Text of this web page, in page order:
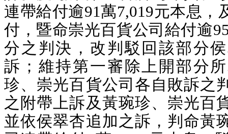
連帶給付逾91萬7,019元本息，
付，暨命崇光百貨公司給付逾
分之判決，改判駁回該部分
訴；維持第一審除上開部分
珍、崇光百貨公司各自敗訴之
之附帶上訴及黃琬珍、崇光百
並依侯翠杏追加之訴，判命黃